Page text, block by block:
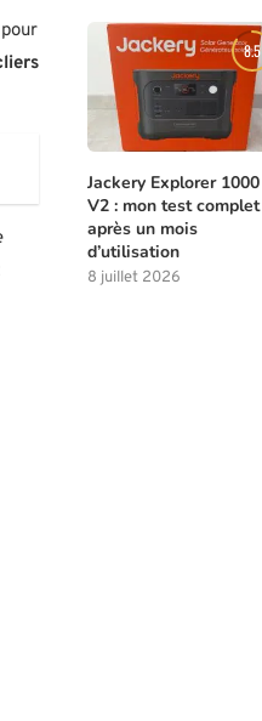
8.5
Jackery Explorer 1000
V2 : mon test complet
après un mois
d’utilisation
8 juillet 2026